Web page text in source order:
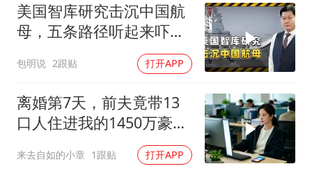
美国智库研究击沉中国航
母，五条路径听起来吓
包明说 2跟贴 打开APP
离婚第7天，前夫竟带13
口人住进我的1450万豪
来去自如的小章 1跟贴 打开APP